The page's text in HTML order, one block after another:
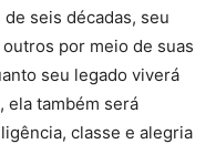
seis décadas, seu
por meio de suas
seu legado viverá
ela também será
classe e alegria